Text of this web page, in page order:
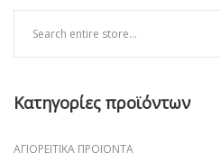
Κατηγορίες προϊόντων
ΑΓΙΟΡΕΊΤΙΚΑ ΠΡΟΪΌΝΤΑ